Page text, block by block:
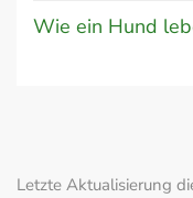
Wie ein Hund
Letzte Aktualisierung